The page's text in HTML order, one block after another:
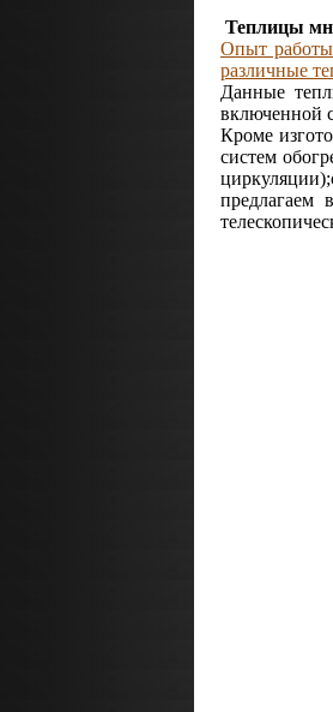
Теплицы
Опыт работы
различные
Данные
включенной
Кроме
систем
предлагаем